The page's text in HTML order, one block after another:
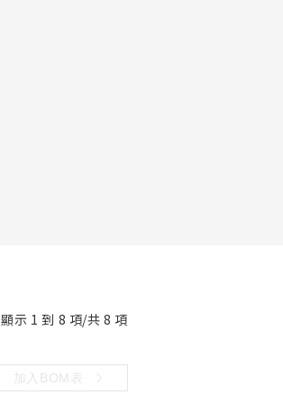
顯示 1 到 8 項/共 8 項
加入BOM表